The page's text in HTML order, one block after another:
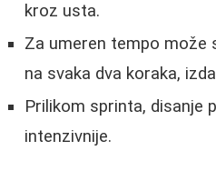
kroz usta.
Za umeren tempo može
na svaka dva koraka,
Prilikom sprinta, disanje
intenzivnije.